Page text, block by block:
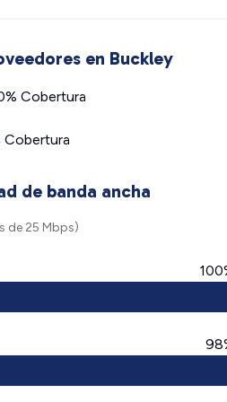
en Buckley
Cobertura
de banda ancha
de 25 Mbps)